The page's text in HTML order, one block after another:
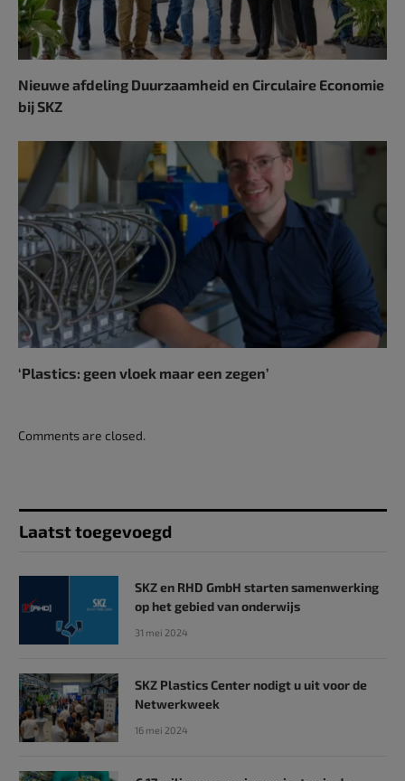
Nieuwe afdeling Duurzaamheid en Circulaire Economie
bij SKZ
‘Plastics: geen vloek maar een zegen’
Comments are closed.
Laatst toegevoegd
SKZ en RHD GmbH starten samenwerking
op het gebied van onderwijs
31 mei 2024
SKZ Plastics Center nodigt u uit voor de
Netwerkweek
16 mei 2024